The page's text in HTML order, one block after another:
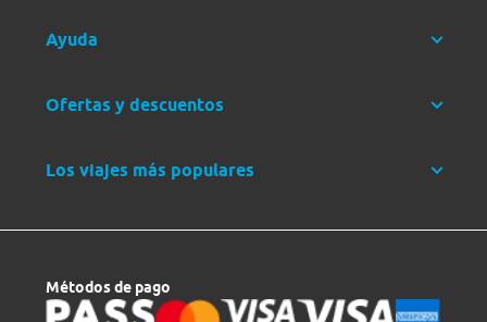
Ayuda
Ofertas y descuentos
Los viajes más populares
Métodos de pago